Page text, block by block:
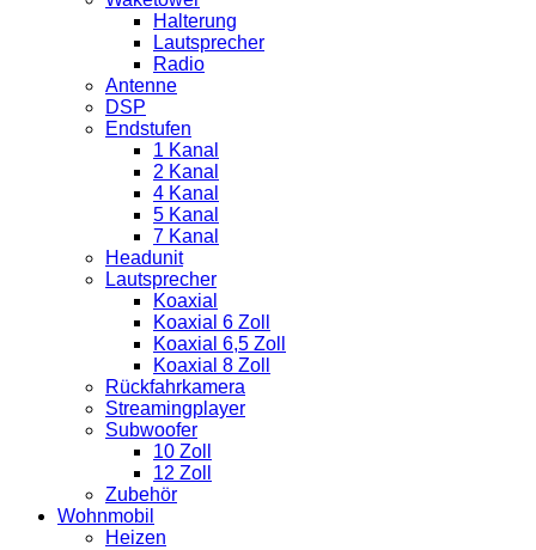
Halterung
Lautsprecher
Radio
Antenne
DSP
Endstufen
1 Kanal
2 Kanal
4 Kanal
5 Kanal
7 Kanal
Headunit
Lautsprecher
Koaxial
Koaxial 6 Zoll
Koaxial 6,5 Zoll
Koaxial 8 Zoll
Rückfahrkamera
Streamingplayer
Subwoofer
10 Zoll
12 Zoll
Zubehör
Wohnmobil
Heizen